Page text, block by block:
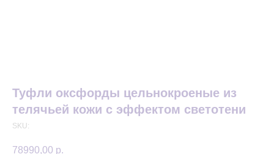
Туфли оксфорды цельнокроеные из
телячьей кожи с эффектом светотени
SKU:
78990,00 р.